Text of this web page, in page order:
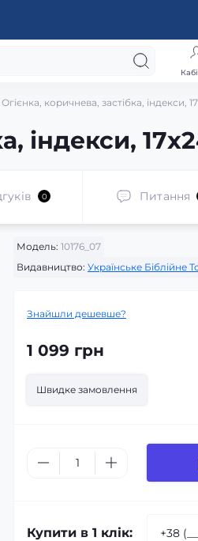
Огієнка, коричнева, застібка, індекси,
індекси,
0 Питання
Модель: 10176_07
Видавництво: Українське Біблійне
Знайшли дешевше?
1 099 грн
Швидке замовлення
Купити в 1 клік: